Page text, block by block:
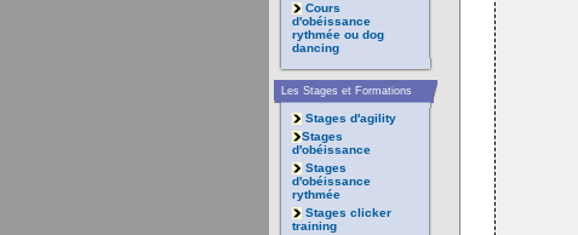
Cours
d'obéissance
rythmée ou dog
dancing
Les Stages et Formations
Stages d'agility
Stages
d'obéissance
Stages
d'obéissance
rythmée
Stages clicker
training